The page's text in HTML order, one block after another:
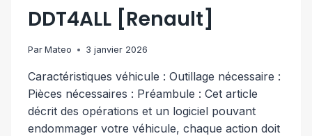
DDT4ALL [Renault]
Par Mateo 3 janvier 2026
Caractéristiques véhicule : Outillage nécessaire :
Pièces nécessaires : Préambule : Cet article
décrit des opérations et un logiciel pouvant
endommager votre véhicule, chaque action doit